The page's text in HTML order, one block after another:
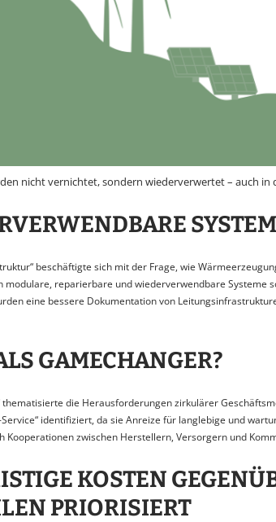
nicht vernichtet, sondern wiederverwertet – auch in
beschäftigte sich mit der Frage, wie
reparierbare und wiederverwendbare Systeme
eine bessere Dokumentation von
GAMECHANGER?
thematisierte die Herausforderungen zirkulärer
identifiziert, da sie Anreize für langlebige und
zwischen Herstellern, Versorgern und
KOSTEN
PRIORISIERT